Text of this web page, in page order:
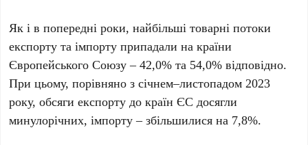
Як і в попередні роки, найбільші товарні потоки
експорту та імпорту припадали на країни
Європейського Союзу – 42,0% та 54,0% відповідно.
При цьому, порівняно з січнем–листопадом 2023
року, обсяги експорту до країн ЄС досягли
минулорічних, імпорту – збільшилися на 7,8%.